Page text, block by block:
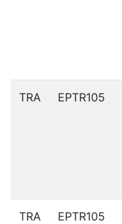
TRA EPTR105
TRA EPTR105